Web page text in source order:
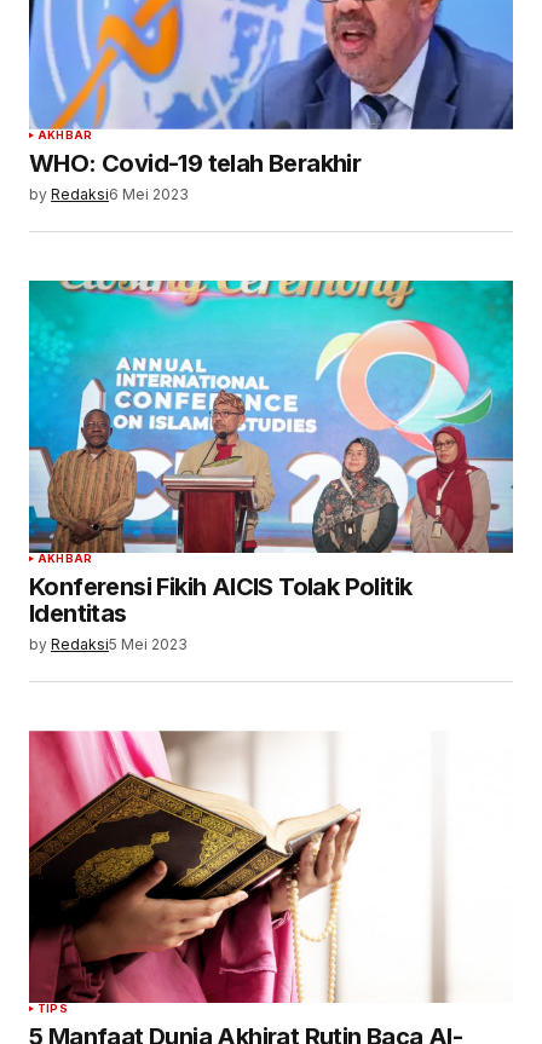
AKHBAR
WHO: Covid-19 telah Berakhir
by Redaksi6 Mei 2023
AKHBAR
Konferensi Fikih AICIS Tolak Politik
Identitas
by Redaksi5 Mei 2023
TIPS
5 Manfaat Dunia Akhirat Rutin Baca Al-